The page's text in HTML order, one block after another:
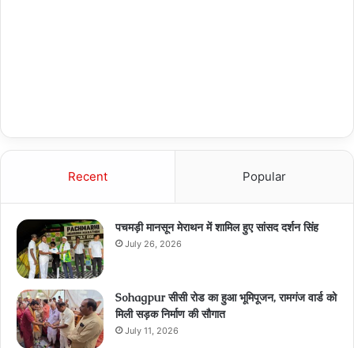
Recent Popular
पचमड़ी मानसून मेराथन में शामिल हुए सांसद दर्शन सिंह
July 26, 2026
Sohagpur सीसी रोड का हुआ भूमिपूजन, रामगंज वार्ड को
मिली सड़क निर्माण की सौगात
July 11, 2026